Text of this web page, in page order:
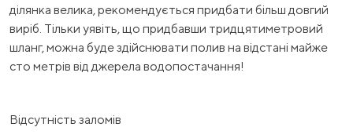
ділянка велика, рекомендується придбати більш довгий
виріб. Тільки уявіть, що придбавши тридцятиметровий
шланг, можна буде здійснювати полив на відстані майже
сто метрів від джерела водопостачання!
Відсутність заломів